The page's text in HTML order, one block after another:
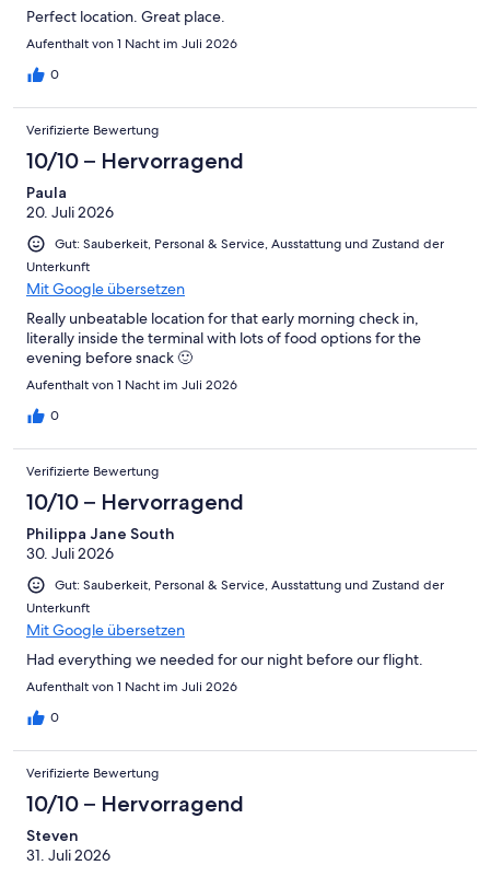
Perfect location. Great place.
Aufenthalt von 1 Nacht im Juli 2026
0
Verifizierte Bewertung
10/10 – Hervorragend
Paula
20. Juli 2026
Gut: Sauberkeit, Personal & Service, Ausstattung und Zustand der
Unterkunft
Mit Google übersetzen
Really unbeatable location for that early morning check in,
literally inside the terminal with lots of food options for the
evening before snack 🙂
Aufenthalt von 1 Nacht im Juli 2026
0
Verifizierte Bewertung
10/10 – Hervorragend
Philippa Jane South
30. Juli 2026
Gut: Sauberkeit, Personal & Service, Ausstattung und Zustand der
Unterkunft
Mit Google übersetzen
Had everything we needed for our night before our flight.
Aufenthalt von 1 Nacht im Juli 2026
0
Verifizierte Bewertung
10/10 – Hervorragend
Steven
31. Juli 2026